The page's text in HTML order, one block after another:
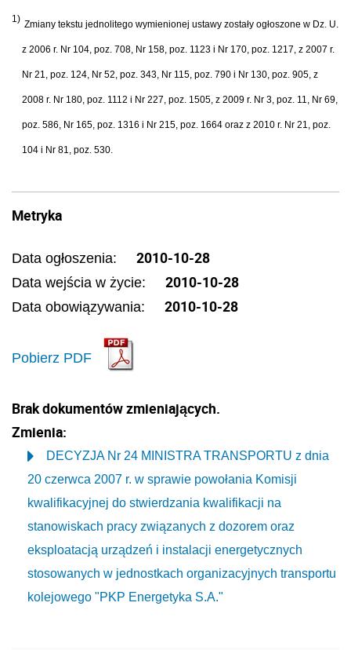
1) Zmiany tekstu jednolitego wymienionej ustawy zostały ogłoszone w Dz. U.
z 2006 r. Nr 104, poz. 708, Nr 158, poz. 1123 i Nr 170, poz. 1217, z 2007 r.
Nr 21, poz. 124, Nr 52, poz. 343, Nr 115, poz. 790 i Nr 130, poz. 905, z
2008 r. Nr 180, poz. 1112 i Nr 227, poz. 1505, z 2009 r. Nr 3, poz. 11, Nr 69,
poz. 586, Nr 165, poz. 1316 i Nr 215, poz. 1664 oraz z 2010 r. Nr 21, poz.
104 i Nr 81, poz. 530.
Metryka
Data ogłoszenia: 2010-10-28
Data wejścia w życie: 2010-10-28
Data obowiązywania: 2010-10-28
Pobierz PDF
Brak dokumentów zmieniających.
Zmienia:
DECYZJA Nr 24 MINISTRA TRANSPORTU z dnia
20 czerwca 2007 r. w sprawie powołania Komisji
kwalifikacyjnej do stwierdzania kwalifikacji na
stanowiskach pracy związanych z dozorem oraz
eksploatacją urządzeń i instalacji energetycznych
stosowanych w jednostkach organizacyjnych transportu
kolejowego "PKP Energetyka S.A."